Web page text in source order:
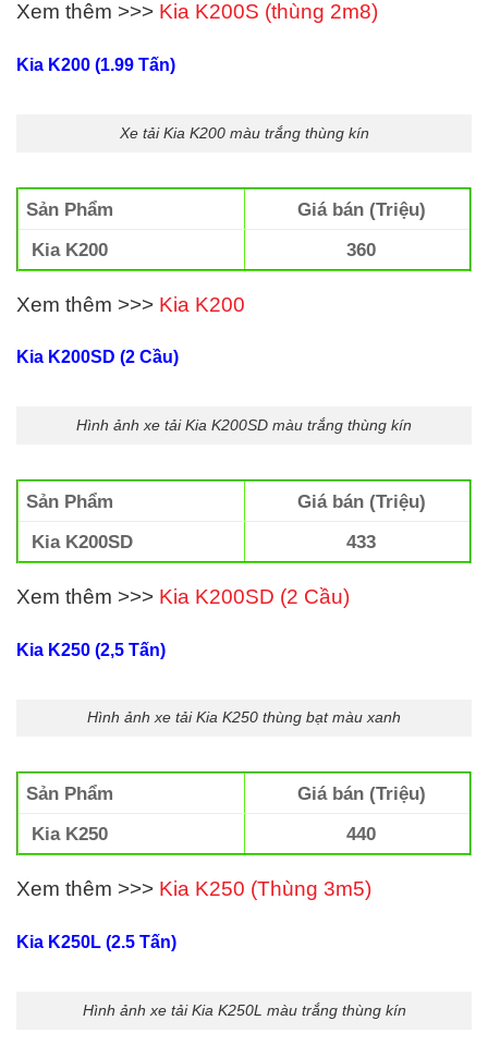
Xem thêm >>> Kia K200S (thùng 2m8)
Kia K200 (1.99 Tấn)
Xe tải Kia K200 màu trắng thùng kín
Sản Phẩm
Giá bán (Triệu)
Kia K200
360
Xem thêm >>> Kia K200
Kia K200SD (2 Cầu)
Hình ảnh xe tải Kia K200SD màu trắng thùng kín
Sản Phẩm
Giá bán (Triệu)
Kia K200SD
433
Xem thêm >>> Kia K200SD (2 Cầu)
Kia K250 (2,5 Tấn)
Hình ảnh xe tải Kia K250 thùng bạt màu xanh
Sản Phẩm
Giá bán (Triệu)
Kia K250
440
Xem thêm >>> Kia K250 (Thùng 3m5)
Kia K250L (2.5 Tấn)
Hình ảnh xe tải Kia K250L màu trắng thùng kín